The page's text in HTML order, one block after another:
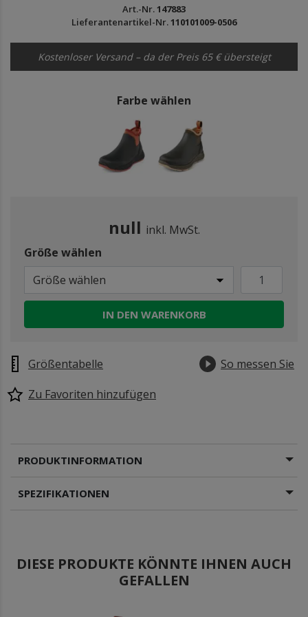
Art.-Nr.147883
Lieferantenartikel-Nr.110101009-0506
Kostenloser Versand – da der Preis 65 € übersteigt
Farbe wählen
null inkl. MwSt.
Größe wählen
Größe wählen
IN DEN WARENKORB
Größentabelle
So messen Sie
Zu Favoriten hinzufügen
PRODUKTINFORMATION
SPEZIFIKATIONEN
DIESE PRODUKTE KÖNNTE IHNEN AUCH
GEFALLEN